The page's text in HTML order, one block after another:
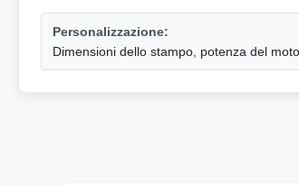
Personalizzazione:
Dimensioni dello stampo, potenza del